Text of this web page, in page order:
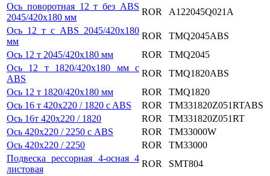
Ось поворотная 12 т без ABS
2045/420х180 мм
ROR
A122045Q021A
Ось 12 т с ABS 2045/420х180
мм
ROR
TMQ2045ABS
Ось 12 т 2045/420х180 мм
ROR
TMQ2045
Ось 12 т 1820/420х180 мм c
ABS
ROR
TMQ1820ABS
Ось 12 т 1820/420х180 мм
ROR
TMQ1820
Ось 16 т 420x220 / 1820 c ABS
ROR
TM331820Z051RTABS
Ось 16т 420x220 / 1820
ROR
TM331820Z051RT
Ось 420x220 / 2250 с ABS
ROR
TM33000W
Ось 420x220 / 2250
ROR
TM33000
Подвеска рессорная 4-осная 4
листовая
ROR
SMT804